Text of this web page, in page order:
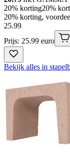
20% korting20%
20% korting,
25.99
Prijs: 25.99 euro
Bekijk alles in